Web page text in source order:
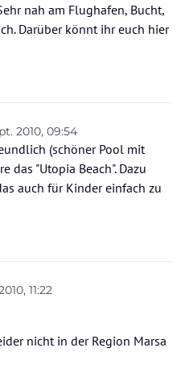
nah am Flughafen, Bucht,
Darüber könnt ihr euch hier
2010, 09:54
(schöner Pool mit
das "Utopia Beach". Dazu
auch für Kinder einfach zu
11:22
nicht in der Region Marsa